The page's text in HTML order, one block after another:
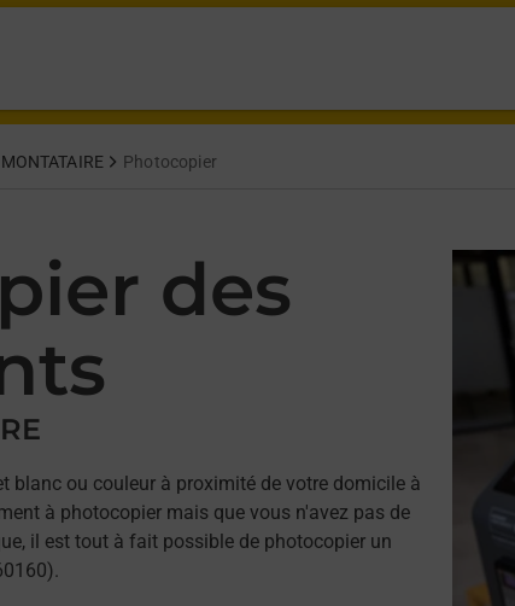
MONTATAIRE Photocopier
des
blanc ou couleur à proximité de votre domicile à
à photocopier mais que vous n'avez pas de
il est tout à fait possible de photocopier un